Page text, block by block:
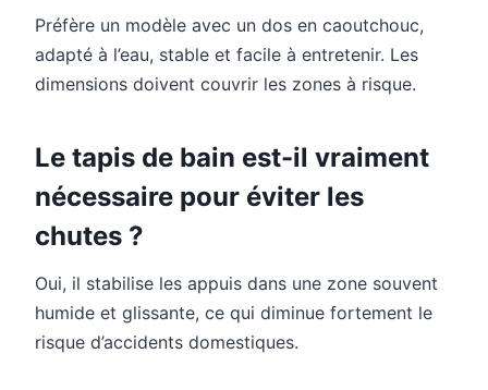
Préfère un modèle avec un dos en caoutchouc,
adapté à l’eau, stable et facile à entretenir. Les
dimensions doivent couvrir les zones à risque.
Le tapis de bain est-il vraiment
nécessaire pour éviter les
chutes ?
Oui, il stabilise les appuis dans une zone souvent
humide et glissante, ce qui diminue fortement le
risque d’accidents domestiques.